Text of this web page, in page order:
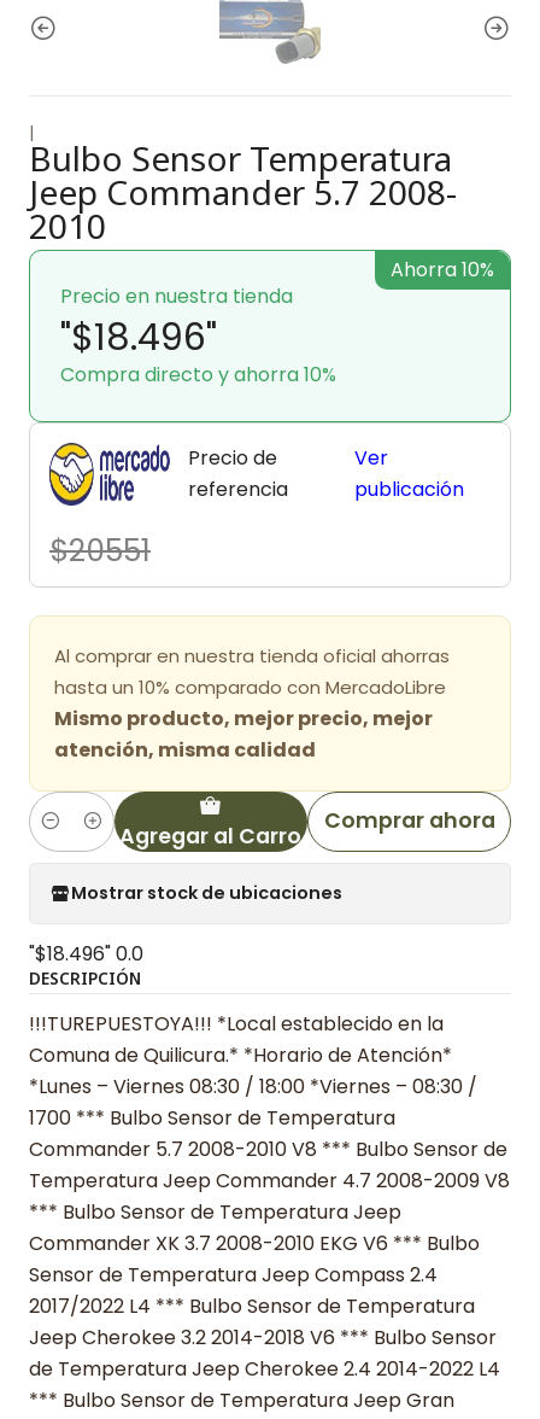
|
Bulbo Sensor Temperatura
Jeep Commander 5.7 2008-
2010
Precio en nuestra tienda
"$18.496"
Compra directo y ahorra 10%
Ahorra 10%
Precio de
referencia
$20551
Ver
publicación
Al comprar en nuestra tienda oficial ahorras
hasta un 10% comparado con MercadoLibre
Mismo producto, mejor precio, mejor
atención, misma calidad
Cantidad Agregar al Carro
Comprar ahora
Mostrar stock de ubicaciones
"$18.496"0.0
DESCRIPCIÓN
!!!TUREPUESTOYA!!! *Local establecido en la
Comuna de Quilicura.* *Horario de Atención*
*Lunes – Viernes 08:30 / 18:00 *Viernes – 08:30 /
1700 *** Bulbo Sensor de Temperatura
Commander 5.7 2008-2010 V8 *** Bulbo Sensor de
Temperatura Jeep Commander 4.7 2008-2009 V8
*** Bulbo Sensor de Temperatura Jeep
Commander XK 3.7 2008-2010 EKG V6 *** Bulbo
Sensor de Temperatura Jeep Compass 2.4
2017/2022 L4 *** Bulbo Sensor de Temperatura
Jeep Cherokee 3.2 2014-2018 V6 *** Bulbo Sensor
de Temperatura Jeep Cherokee 2.4 2014-2022 L4
*** Bulbo Sensor de Temperatura Jeep Gran